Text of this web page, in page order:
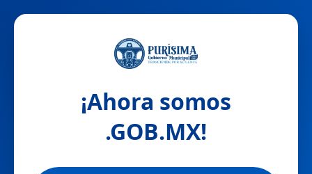
¡Ahora somos
.GOB.MX!